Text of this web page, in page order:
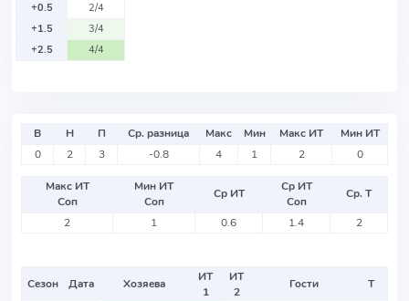
+0.5
2/4
+1.5
3/4
+2.5
4/4
В Н П Ср. разница Макс Мин Макс ИТ
Мин ИТ
0
2 3 -0.8 4 1 2 0
Макс ИТ
Соп
Мин ИТ
Соп
Ср ИТ
Ср ИТ
Соп
Ср. Т
2
1 0.6 1.4 2
Сезон Дата Хозяева
ИТ
1
ИТ
2
Гости Т